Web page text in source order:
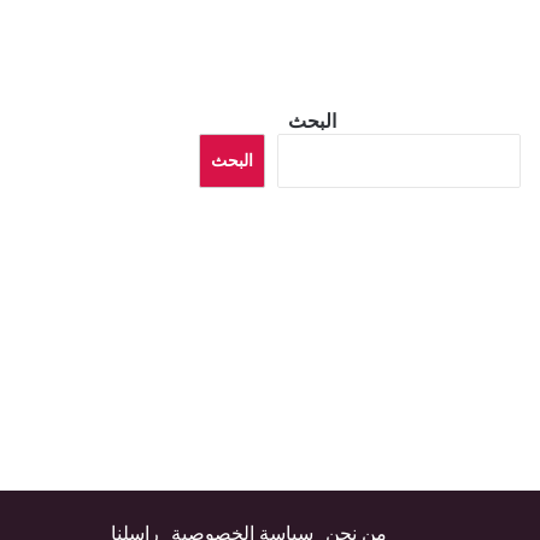
البحث
البحث
من نحن سياسة الخصوصية راسلنا